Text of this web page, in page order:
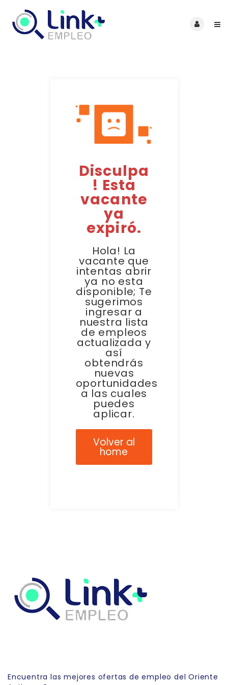
Disculpa
! Esta
vacante
ya
expiró.
Hola! La
vacante que
intentas abrir
ya no esta
disponible; Te
sugerimos
ingresar a
nuestra lista
de empleos
actualizada y
así
obtendrás
nuevas
oportunidades
a las cuales
puedes
aplicar.
Volver al
home
Encuentra las mejores ofertas de empleo del Oriente